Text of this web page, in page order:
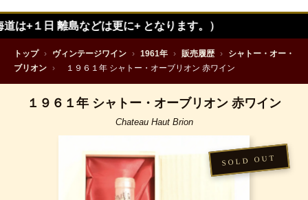
などは更に+ となります。）
トップ › ヴィンテージワイン › 1961年 › 販売履歴 ›
シャトー・オー・
ブリオン › １９６１年 シャトー・オーブリオン 赤ワイン
１９６１年 シャトー・オーブリオン 赤ワイン
Chateau Haut Brion